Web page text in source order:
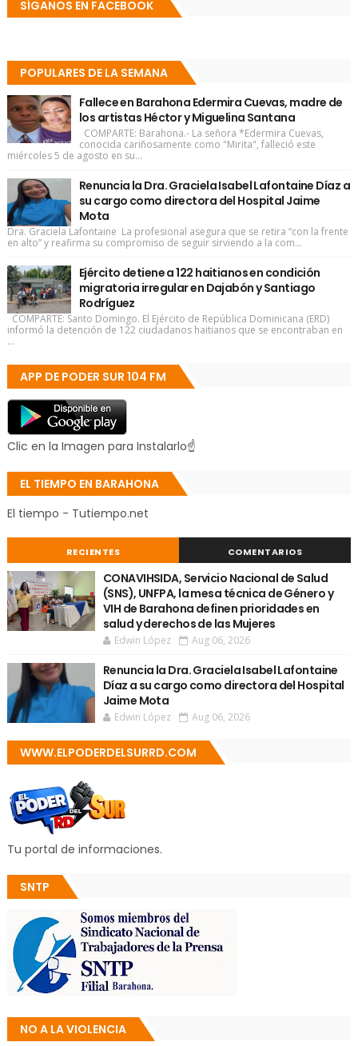
SÍGANOS EN FACEBOOK
POPULARES DE LA SEMANA
Fallece en Barahona Edermira Cuevas, madre de
los artistas Héctor y Miguelina Santana
COMPARTE: Barahona.- La señora *Edermira Cuevas,
conocida cariñosamente como "Mirita", falleció este
miércoles 5 de agosto en su...
Renuncia la Dra. Graciela Isabel Lafontaine Díaz a
su cargo como directora del Hospital Jaime
Mota
Dra. Graciela Lafontaine La profesional asegura que se retira “con la frente
en alto” y reafirma su compromiso de seguir sirviendo a la com...
Ejército detiene a 122 haitianos en condición
migratoria irregular en Dajabón y Santiago
Rodríguez
COMPARTE: Santo Domingo. El Ejército de República Dominicana (ERD)
informó la detención de 122 ciudadanos haitianos que se encontraban en
...
APP DE PODER SUR 104 FM
Clic en la Imagen para Instalarlo☝
EL TIEMPO EN BARAHONA
El tiempo - Tutiempo.net
RECIENTES COMENTARIOS
CONAVIHSIDA, Servicio Nacional de Salud
(SNS), UNFPA, la mesa técnica de Género y
VIH de Barahona definen prioridades en
salud y derechos de las Mujeres
Edwin López Aug 06, 2026
Renuncia la Dra. Graciela Isabel Lafontaine
Díaz a su cargo como directora del Hospital
Jaime Mota
Edwin López Aug 06, 2026
WWW.ELPODERDELSURRD.COM
Tu portal de informaciones.
SNTP
NO A LA VIOLENCIA